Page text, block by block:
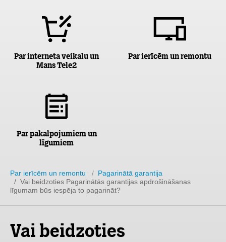
Par interneta veikalu un
Mans Tele2
Par ierīcēm un remontu
Par pakalpojumiem un
līgumiem
Par ierīcēm un remontu / Pagarinātā garantija
/ Vai beidzoties Pagarinātās garantijas apdrošināšanas
līgumam būs iespēja to pagarināt?
Vai beidzoties